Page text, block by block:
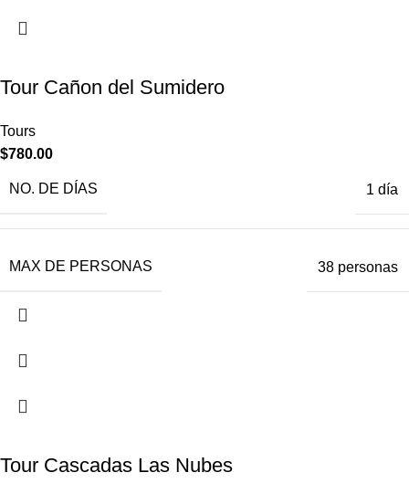
Tour Cañon del Sumidero
Tours
$780.00
NO. DE DÍAS 1 día
MAX DE PERSONAS 38 personas
Tour Cascadas Las Nubes